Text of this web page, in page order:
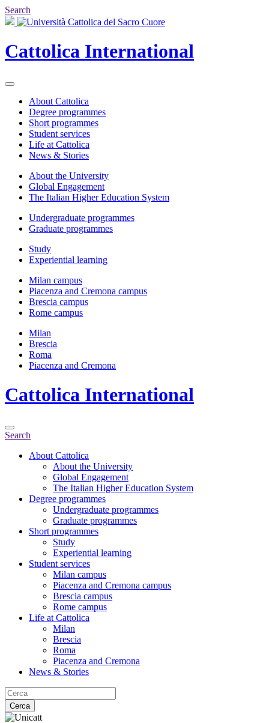
Search
Cattolica International
About Cattolica
Degree programmes
Short programmes
Student services
Life at Cattolica
News & Stories
About the University
Global Engagement
The Italian Higher Education System
Undergraduate programmes
Graduate programmes
Study
Experiential learning
Milan campus
Piacenza and Cremona campus
Brescia campus
Rome campus
Milan
Brescia
Roma
Piacenza and Cremona
Cattolica International
Search
About Cattolica
About the University
Global Engagement
The Italian Higher Education System
Degree programmes
Undergraduate programmes
Graduate programmes
Short programmes
Study
Experiential learning
Student services
Milan campus
Piacenza and Cremona campus
Brescia campus
Rome campus
Life at Cattolica
Milan
Brescia
Roma
Piacenza and Cremona
News & Stories
Cerca